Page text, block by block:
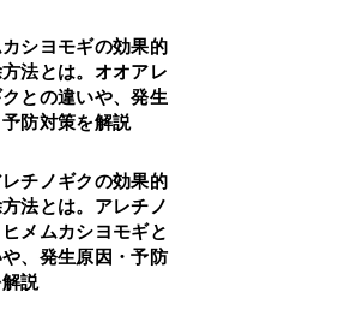
カシヨモギの効果的
法とは。オオアレ
との違いや、発生
防対策を解説
チノギクの効果的
法とは。アレチノ
メムカシヨモギと
、発生原因・予防
説